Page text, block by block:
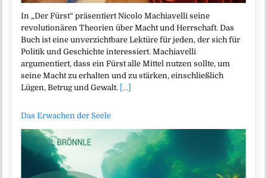
In „Der Fürst“ präsentiert Nicolo Machiavelli seine
revolutionären Theorien über Macht und Herrschaft. Das
Buch ist eine unverzichtbare Lektüre für jeden, der sich für
Politik und Geschichte interessiert. Machiavelli
argumentiert, dass ein Fürst alle Mittel nutzen sollte, um
seine Macht zu erhalten und zu stärken, einschließlich
Lügen, Betrug und Gewalt. [...]
Das Erwachen der Seele